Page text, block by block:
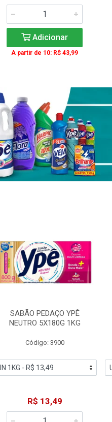
Adicionar
A partir de 10: R$ 43,99
SABÃO PEDAÇO YPÊ
NEUTRO 5X180G 1KG
Código: 3900
R$ 13,49